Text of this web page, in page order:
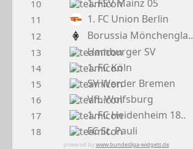
10 1. FSV Mainz 05
11 1. FC Union Berlin
12 Borussia Mönchengla..
13 Hamburger SV
14 1. FC Köln
15 SV Werder Bremen
16 VfL Wolfsburg
17 1. FC Heidenheim 18..
18 FC St. Pauli
powered by www.bundesliga-widgets.de